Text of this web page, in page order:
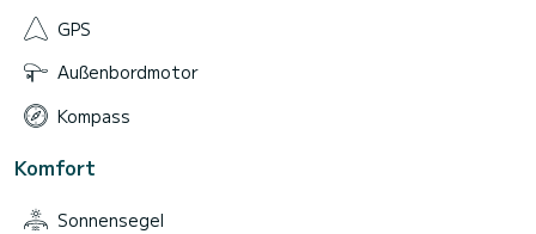
GPS
Außenbordmotor
Kompass
Komfort
Sonnensegel